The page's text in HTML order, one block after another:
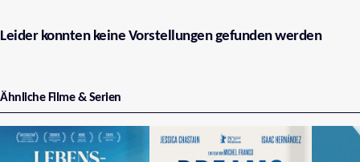
Leider konnten keine Vorstellungen gefunden werden
Ähnliche Filme & Serien